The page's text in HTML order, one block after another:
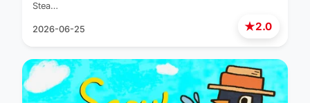
★2.0
Stea…
2026-06-25